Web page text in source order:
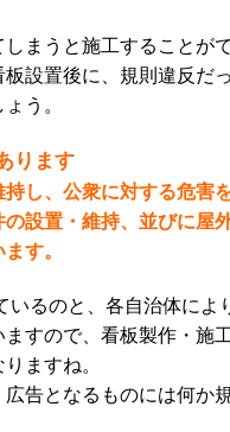
まうと施工することが
板設置後に、規則違反だ
う。
ります
し、公衆に対する危害
設置・維持、並びに屋
す。
いるのと、各自治体によ
すので、看板製作・施
ますね。
告となるものには何か